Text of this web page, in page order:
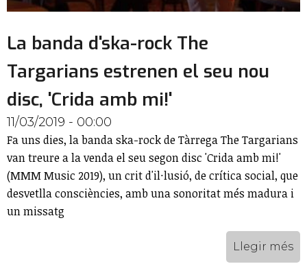
La banda d'ska-rock The
Targarians estrenen el seu nou
disc, 'Crida amb mi!'
11/03/2019 - 00:00
Fa uns dies, la banda ska-rock de Tàrrega The Targarians
van treure a la venda el seu segon disc 'Crida amb mi!'
(MMM Music 2019), un crit d'il·lusió, de crítica social, que
desvetlla consciències, amb una sonoritat més madura i
un missatg
Llegir més